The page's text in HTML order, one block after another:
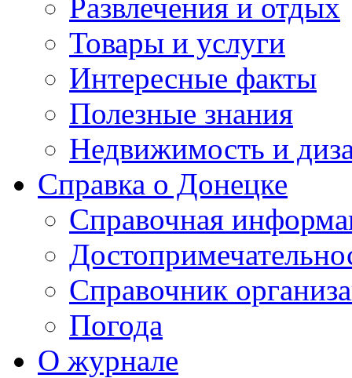
Развлечения и отдых
Товары и услуги
Интересные факты
Полезные знания
Недвижимость и
Справка о Донецке
Справочная
Справочник
Погода
О журнале